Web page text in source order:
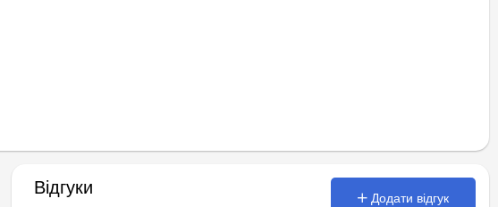
Відгуки
Додати відгук